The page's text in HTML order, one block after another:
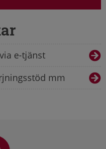
e-tjänst
mm